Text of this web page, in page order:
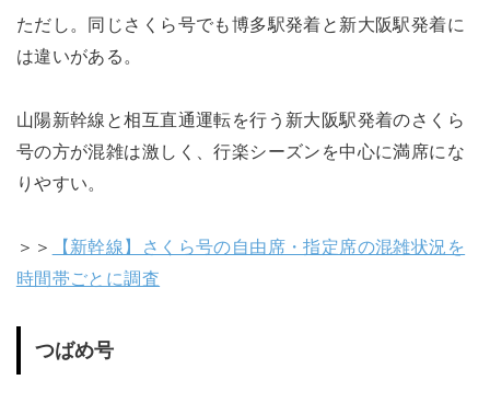
ただし。同じさくら号でも博多駅発着と新大阪駅発着に
は違いがある。
山陽新幹線と相互直通運転を行う新大阪駅発着のさくら
号の方が混雑は激しく、行楽シーズンを中心に満席にな
りやすい。
＞＞
【新幹線】さくら号の自由席・指定席の混雑状況を
時間帯ごとに調査
つばめ号